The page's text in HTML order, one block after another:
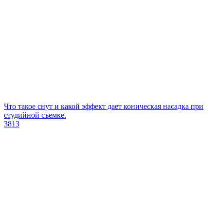
Что такое снут и какой эффект дает коническая насадка при
студийной съемке.
3813